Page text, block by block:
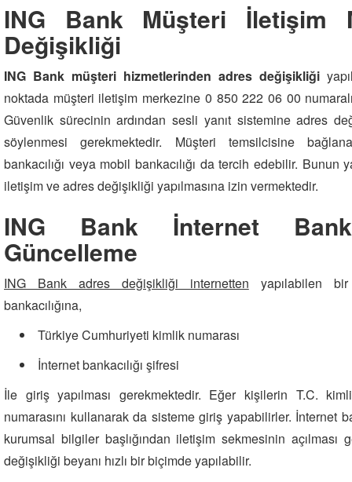
ING Bank Müşteri İletişim
Değişikliği
ING Bank müşteri hizmetlerinden adres değişikliği
noktada müşteri iletişim merkezine 0 850 222 06 00
Güvenlik sürecinin ardından sesli yanıt sistemine adres
söylenmesi gerekmektedir. Müşteri temsilcisine
bankacılığı veya mobil bankacılığı da tercih edebilir. Bunun
iletişim ve adres değişikliği yapılmasına izin vermektedir.
ING Bank İnternet
Güncelleme
ING Bank adres değişikliği internetten yapılabilen
bankacılığına,
Türkiye Cumhuriyeti kimlik numarası
İnternet bankacılığı şifresi
İle giriş yapılması gerekmektedir. Eğer kişilerin T.C.
numarasını kullanarak da sisteme giriş yapabilirler. İnternet
kurumsal bilgiler başlığından iletişim sekmesinin açılması
değişikliği beyanı hızlı bir biçimde yapılabilir.